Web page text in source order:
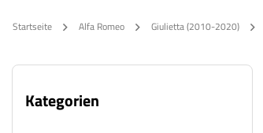
Startseite Alfa Romeo Giulietta (2010-2020)
Kategorien